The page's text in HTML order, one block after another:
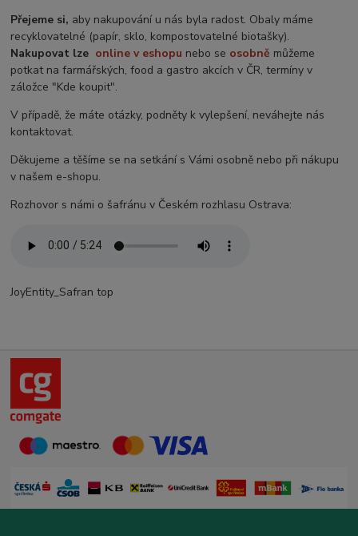
Přejeme si, aby nakupování u nás byla radost. Obaly máme
recyklovatelné (papír, sklo, kompostovatelné biotašky).
Nakupovat lze onlinev eshopu nebo se osobně můžeme
potkat na farmářských, food a gastro akcích v ČR, termíny v
záložce "Kde koupit".
V případě, že máte otázky, podněty k vylepšení, neváhejte nás
kontaktovat.
Děkujeme a těšíme se na setkání s Vámi osobně nebo při nákupu
v našem e-shopu.
Rozhovor s námi o šafránu v Českém rozhlasu Ostrava:
JoyEntity_Safran top